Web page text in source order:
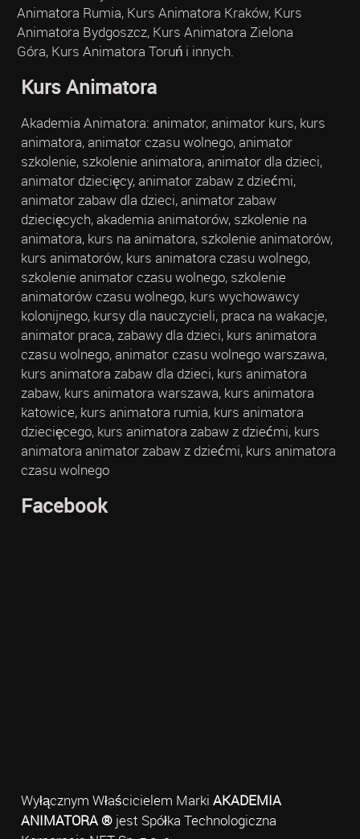
Animatora Rumia, Kurs Animatora Kraków, Kurs
Animatora Bydgoszcz, Kurs Animatora Zielona
Góra, Kurs Animatora Toruń i innych.
Kurs Animatora
Akademia Animatora: animator, animator kurs, kurs
animatora, animator czasu wolnego, animator
szkolenie, szkolenie animatora, animator dla dzieci,
animator dziecięcy, animator zabaw z dziećmi,
animator zabaw dla dzieci, animator zabaw
dziecięcych, akademia animatorów, szkolenie na
animatora, kurs na animatora, szkolenie animatorów,
kurs animatorów, kurs animatora czasu wolnego,
szkolenie animator czasu wolnego, szkolenie
animatorów czasu wolnego, kurs wychowawcy
kolonijnego, kursy dla nauczycieli, praca na wakacje,
animator praca, zabawy dla dzieci, kurs animatora
czasu wolnego, animator czasu wolnego warszawa,
kurs animatora zabaw dla dzieci, kurs animatora
zabaw, kurs animatora warszawa, kurs animatora
katowice, kurs animatora rumia, kurs animatora
dziecięcego, kurs animatora zabaw z dziećmi, kurs
animatora animator zabaw z dziećmi, kurs animatora
czasu wolnego
Facebook
Wyłącznym Właścicielem Marki AKADEMIA
ANIMATORA ®jest Spółka Technologiczna